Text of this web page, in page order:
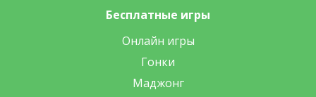
Бесплатные игры
Онлайн игры
Гонки
Маджонг